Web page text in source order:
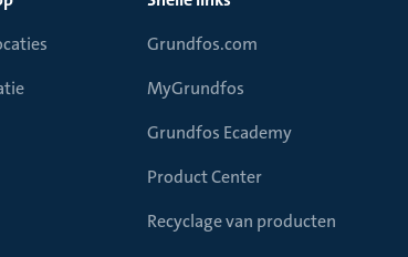
Grundfos.com
MyGrundfos
Grundfos Ecademy
Product Center
Recyclage van producten